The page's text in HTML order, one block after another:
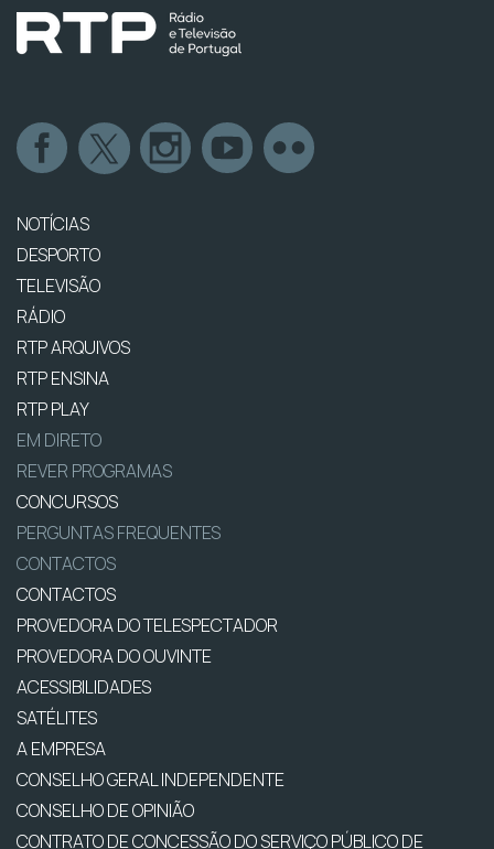
NOTÍCIAS
DESPORTO
TELEVISÃO
RÁDIO
RTP ARQUIVOS
RTP ENSINA
RTP PLAY
EM DIRETO
REVER PROGRAMAS
CONCURSOS
PERGUNTAS FREQUENTES
CONTACTOS
CONTACTOS
PROVEDORA DO TELESPECTADOR
PROVEDORA DO OUVINTE
ACESSIBILIDADES
SATÉLITES
A EMPRESA
CONSELHO GERAL INDEPENDENTE
CONSELHO DE OPINIÃO
CONTRATO DE CONCESSÃO DO SERVIÇO PÚBLICO DE